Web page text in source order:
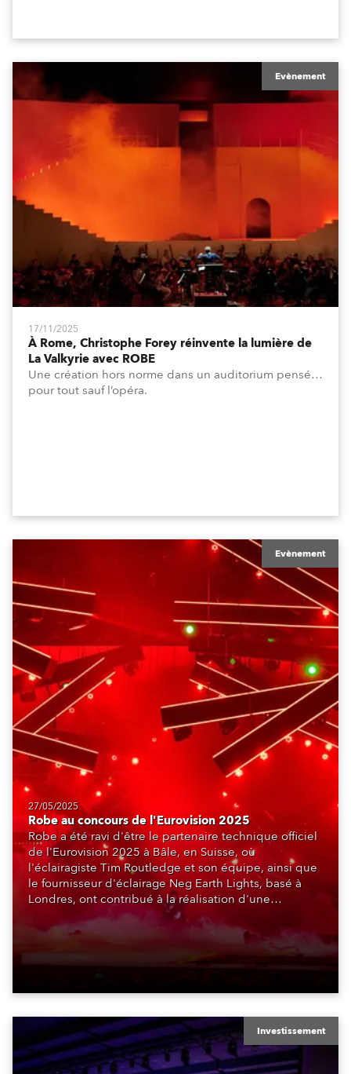
Evènement
17/11/2025
À Rome, Christophe Forey réinvente la lumière de
La Valkyrie avec ROBE
Une création hors norme dans un auditorium pensé…
pour tout sauf l’opéra.
Evènement
27/05/2025
Robe au concours de l'Eurovision 2025
Robe a été ravi d'être le partenaire technique officiel
de l'Eurovision 2025 à Bâle, en Suisse, où
l'éclairagiste Tim Routledge et son équipe, ainsi que
le fournisseur d'éclairage Neg Earth Lights, basé à
Londres, ont contribué à la réalisation d'une
production exceptionnelle pour le plus grand
événement mondial de musique en direct, organisé
cette année à la St. Jakobshalle par le diffuseur hôte
suisse SRG SSR, sous la coordination de l'UER (Union
Investissement